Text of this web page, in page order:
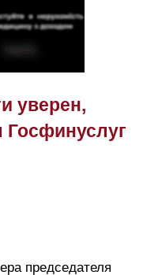
уверен,
Госфинуслуг
председателя